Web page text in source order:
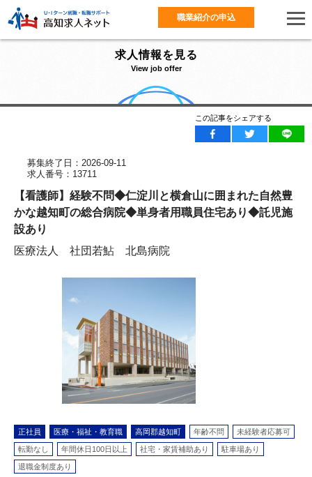
職業紹介の申込
求人情報を見る
View job offer
この記事をシェアする
募集終了日：2026-09-11
求人番号：13711
【看護師】経験不問◆仁淀川と横倉山に囲まれた自然豊
かな越知町の総合病院◆単身者用職員住宅あり◆託児施
設あり
医療法人 社団若鮎 北島病院
正社員 医療・福祉・教育職 高岡郡越知町 年齢不問 未経験者応募可
転勤なし 年間休日100日以上 社宅・家賃補助あり 駐車場あり
退職金制度あり